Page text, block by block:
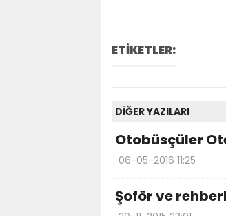
ETİKETLER:
DİĞER YAZILARI
Otobüsçüler
06-05-2016 11:25
Şoför ve